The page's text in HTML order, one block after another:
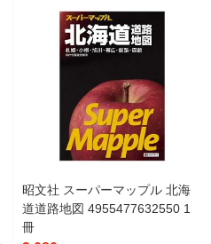
昭文社 スーパーマップル 北海
道道路地図 4955477632550 1
冊